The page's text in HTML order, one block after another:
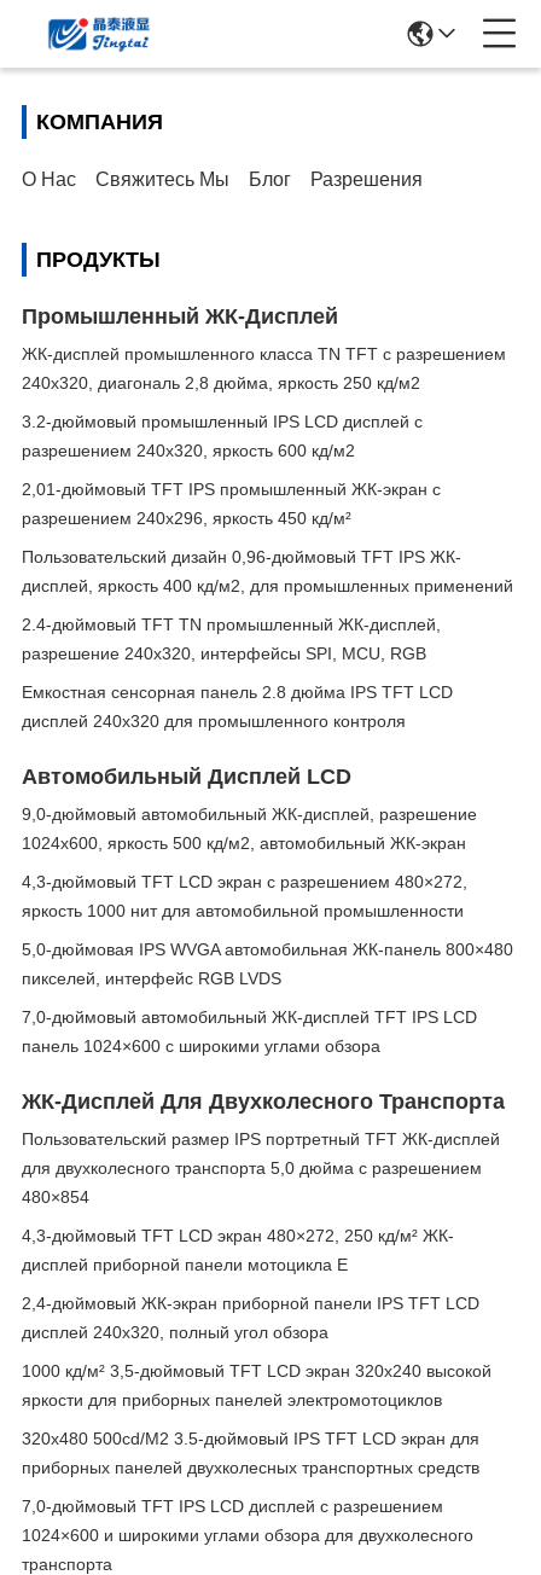
КОМПАНИЯ
О Нас Свяжитесь Мы Блог Разрешения
ПРОДУКТЫ
Промышленный ЖК-Дисплей
ЖК-дисплей промышленного класса TN TFT с разрешением
240x320, диагональ 2,8 дюйма, яркость 250 кд/м2
3.2-дюймовый промышленный IPS LCD дисплей с
разрешением 240x320, яркость 600 кд/м2
2,01-дюймовый TFT IPS промышленный ЖК-экран с
разрешением 240x296, яркость 450 кд/м²
Пользовательский дизайн 0,96-дюймовый TFT IPS ЖК-
дисплей, яркость 400 кд/м2, для промышленных применений
2.4-дюймовый TFT TN промышленный ЖК-дисплей,
разрешение 240x320, интерфейсы SPI, MCU, RGB
Емкостная сенсорная панель 2.8 дюйма IPS TFT LCD
дисплей 240x320 для промышленного контроля
Автомобильный Дисплей LCD
9,0-дюймовый автомобильный ЖК-дисплей, разрешение
1024x600, яркость 500 кд/м2, автомобильный ЖК-экран
4,3-дюймовый TFT LCD экран с разрешением 480×272,
яркость 1000 нит для автомобильной промышленности
5,0-дюймовая IPS WVGA автомобильная ЖК-панель 800×480
пикселей, интерфейс RGB LVDS
7,0-дюймовый автомобильный ЖК-дисплей TFT IPS LCD
панель 1024×600 с широкими углами обзора
ЖК-Дисплей Для Двухколесного Транспорта
Пользовательский размер IPS портретный TFT ЖК-дисплей
для двухколесного транспорта 5,0 дюйма с разрешением
480×854
4,3-дюймовый TFT LCD экран 480×272, 250 кд/м² ЖК-
дисплей приборной панели мотоцикла E
2,4-дюймовый ЖК-экран приборной панели IPS TFT LCD
дисплей 240x320, полный угол обзора
1000 кд/м² 3,5-дюймовый TFT LCD экран 320x240 высокой
яркости для приборных панелей электромотоциклов
320x480 500cd/M2 3.5-дюймовый IPS TFT LCD экран для
приборных панелей двухколесных транспортных средств
7,0-дюймовый TFT IPS LCD дисплей с разрешением
1024×600 и широкими углами обзора для двухколесного
транспорта